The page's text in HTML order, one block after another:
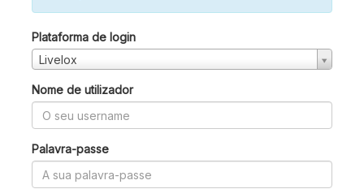
Plataforma de login
Livelox
Nome de utilizador
Palavra-passe